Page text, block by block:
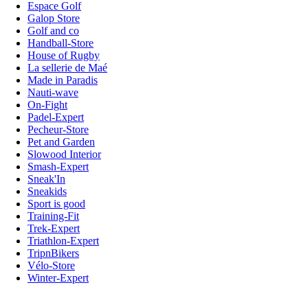
Espace Golf
Galop Store
Golf and co
Handball-Store
House of Rugby
La sellerie de Maé
Made in Paradis
Nauti-wave
On-Fight
Padel-Expert
Pecheur-Store
Pet and Garden
Slowood Interior
Smash-Expert
Sneak'In
Sneakids
Sport is good
Training-Fit
Trek-Expert
Triathlon-Expert
TripnBikers
Vélo-Store
Winter-Expert